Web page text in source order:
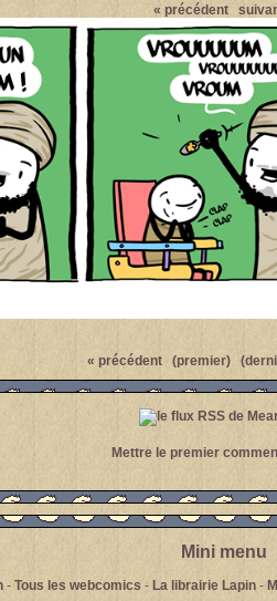
« précédent
« précédent (premier)
Mettre le premier
Mini menu
- Tous les webcomics - La librairie Lapin-